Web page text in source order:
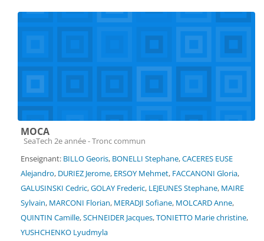
MOCA
Catégorie de cours
SeaTech 2e année - Tronc commun
Enseignant: BILLO Georis, BONELLI Stephane,CACERES EUSE
Alejandro, DURIEZ Jerome, ERSOY Mehmet, FACCANONI Gloria,
GALUSINSKI Cedric,GOLAY Frederic, LEJEUNES Stephane, MAIRE
Sylvain, MARCONI Florian, MERADJI Sofiane, MOLCARD Anne,
QUINTIN Camille,SCHNEIDER Jacques,TONIETTO Marie christine,
YUSHCHENKO Lyudmyla